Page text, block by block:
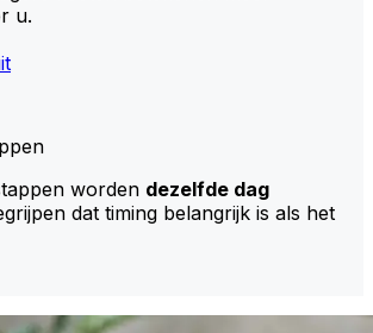
u.
worden dezelfde dag
dat timing belangrijk is als het